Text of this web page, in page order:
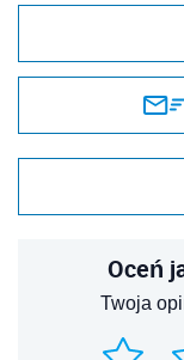
Oceń
Twoja